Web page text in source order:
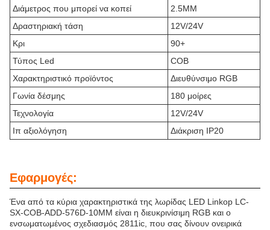
Διάμετρος που μπορεί να κοπεί
2.5MM
Δραστηριακή τάση
12V/24V
Κρι
90+
Τύπος Led
COB
Χαρακτηριστικό προϊόντος
Διευθύνσιμο RGB
Γωνία δέσμης
180 μοίρες
Τεχνολογία
12V/24V
Ιπ αξιολόγηση
Διάκριση IP20
Εφαρμογές:
Ένα από τα κύρια χαρακτηριστικά της λωρίδας LED Linkop LC-
SX-COB-ADD-576D-10MM είναι η διευκρινίσιμη RGB και ο
ενσωματωμένος σχεδιασμός 2811ic, που σας δίνουν ονειρικά